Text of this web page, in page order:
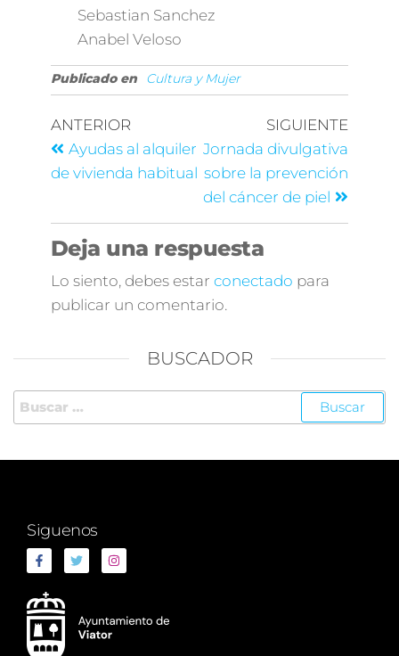
Sebastian Sanchez
Anabel Veloso
Publicado en Cultura y Mujer
ANTERIOR
Ayudas al alquiler
de vivienda habitual
SIGUIENTE
Jornada divulgativa
sobre la prevención
del cáncer de piel
Deja una respuesta
Lo siento, debes estar conectado para
publicar un comentario.
BUSCADOR
Siguenos